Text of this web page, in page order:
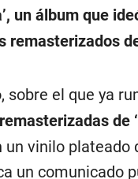
un álbum que
remasterizados
sobre el que ya
de
un vinilo
un comunicado